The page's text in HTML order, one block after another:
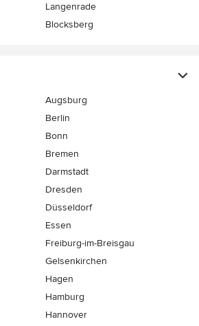
Langenrade
Blocksberg
Augsburg
Berlin
Bonn
Bremen
Darmstadt
Dresden
Düsseldorf
Essen
Freiburg-im-Breisgau
Gelsenkirchen
Hagen
Hamburg
Hannover